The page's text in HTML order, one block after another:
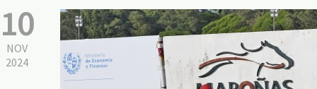
10
NOV
2024